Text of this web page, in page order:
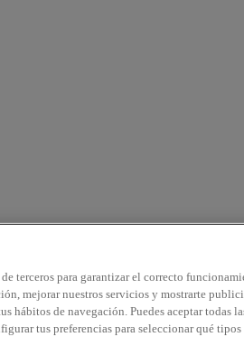
terceros para garantizar el correcto
mejorar nuestros servicios y mostrarte
hábitos de navegación. Puedes aceptar todas
tus preferencias para seleccionar qué tipos